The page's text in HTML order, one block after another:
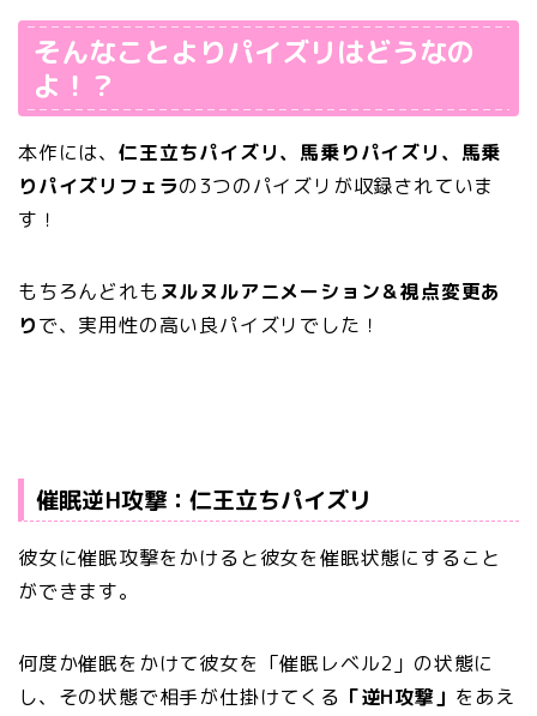
そんなことよりパイズリはどうなの
よ！？
本作には、 仁王立ちパイズリ、馬乗りパイズリ、馬乗
りパイズリフェラの3つのパイズリが収録されていま
す！
もちろんどれもヌルヌルアニメーション＆視点変更あ
りで、実用性の高い良パイズリでした！
催眠逆H攻撃：仁王立ちパイズリ
彼女に催眠攻撃をかけると彼女を催眠状態にすること
ができます。
何度か催眠をかけて彼女を「催眠レベル2」の状態に
し、その状態で相手が仕掛けてくる 「逆H攻撃」 をあえ